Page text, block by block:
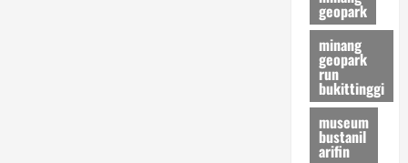
geopark
minang
geopark
run
bukittinggi
museum
bustanil
arifin